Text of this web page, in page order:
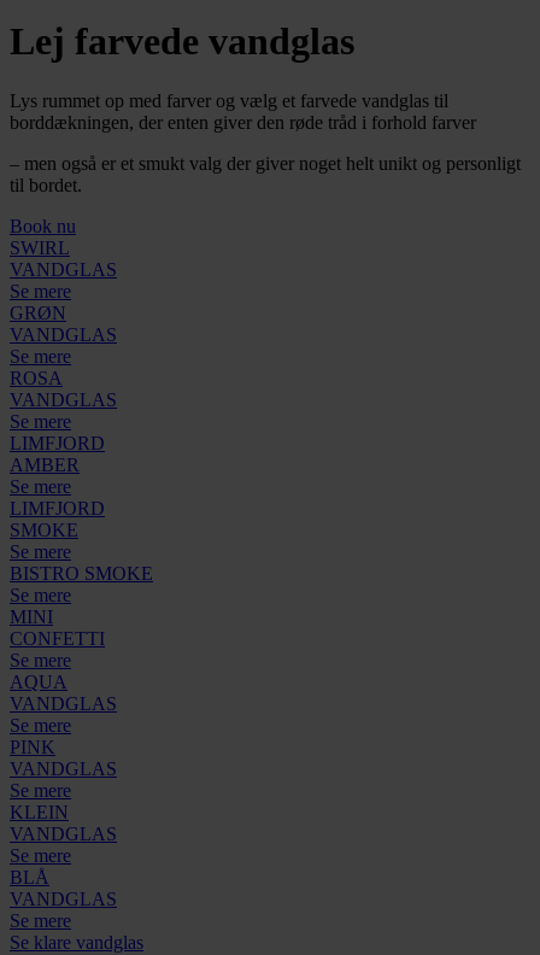
Lej farvede vandglas
Lys rummet op med farver og vælg et farvede vandglas til
borddækningen, der enten giver den røde tråd i forhold farver
– men også er et smukt valg der giver noget helt unikt og personligt
til bordet.
Book nu
SWIRL
VANDGLAS
Se mere
GRØN
VANDGLAS
Se mere
ROSA
VANDGLAS
Se mere
LIMFJORD
AMBER
Se mere
LIMFJORD
SMOKE
Se mere
BISTRO SMOKE
Se mere
MINI
CONFETTI
Se mere
AQUA
VANDGLAS
Se mere
PINK
VANDGLAS
Se mere
KLEIN
VANDGLAS
Se mere
BLÅ
VANDGLAS
Se mere
Se klare vandglas